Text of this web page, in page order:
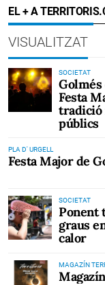
EL + A
VISUALITZAT
SOCIETAT
Festa
tradició
públics
PLA D' URGELL
Festa Major de
SOCIETAT
Ponent
graus
calor
MAGAZÍN